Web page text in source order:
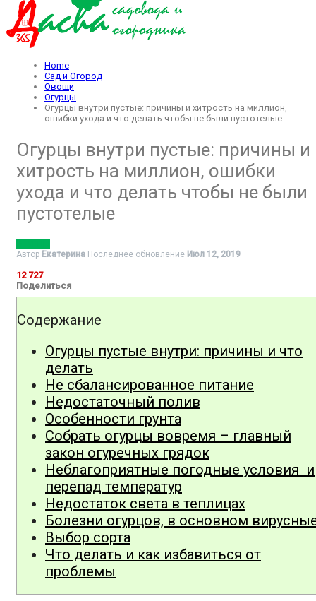
Home
Сад и Огород
Овощи
Огурцы
Огурцы внутри пустые: причины и хитрость на миллион,
ошибки ухода и что делать чтобы не были пустотелые
Огурцы внутри пустые: причины и
хитрость на миллион, ошибки
ухода и что делать чтобы не были
пустотелые
Автор Екатерина Последнее обновление Июл 12, 2019
12 727
Поделиться
Содержание
Огурцы пустые внутри: причины и что
делать
Не сбалансированное питание
Недостаточный полив
Особенности грунта
Собрать огурцы вовремя – главный
закон огуречных грядок
Неблагоприятные погодные условия и
перепад температур
Недостаток света в теплицах
Болезни огурцов, в основном
Выбор сорта
Что делать и как избавиться от
проблемы